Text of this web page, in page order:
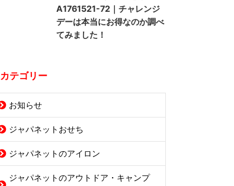
A1761521-72｜チャレンジ
デーは本当にお得なのか調べ
てみました！
カテゴリー
お知らせ
ジャパネットおせち
ジャパネットのアイロン
ジャパネットのアウトドア・キャンプ